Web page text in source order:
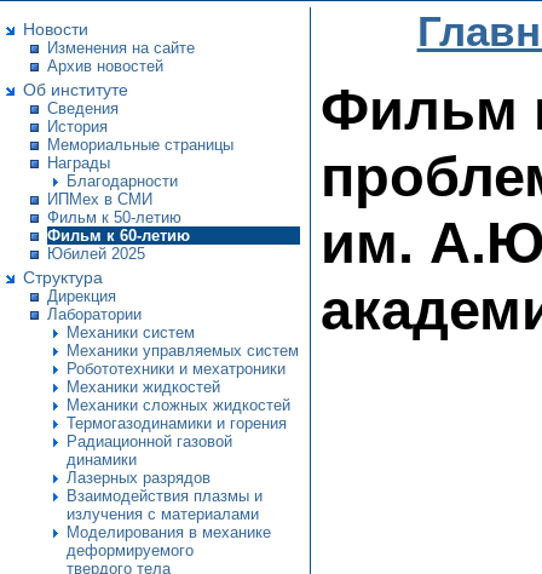
Новости
Изменения на сайте
Архив новостей
Об институте
Сведения
История
Мемориальные страницы
Награды
Благодарности
ИПМех в СМИ
Фильм к 50-летию
Фильм к 60-летию
Юбилей 2025
Структура
Дирекция
Лаборатории
Механики систем
Механики управляемых систем
Робототехники и мехатроники
Механики жидкостей
Механики сложных жидкостей
Термогазодинамики и горения
Радиационной газовой
динамики
Лазерных разрядов
Взаимодействия плазмы и
излучения с материалами
Моделирования в механике
деформируемого
твердого тела
Фильм
им.